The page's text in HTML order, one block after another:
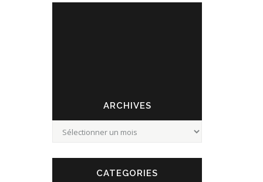
ARCHIVES
Archives
CATEGORIES